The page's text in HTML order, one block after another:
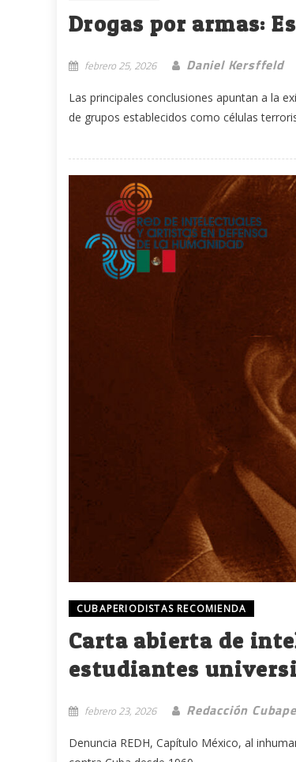
Drogas por armas:
febrero 25, 2026 Daniel Kersffeld
Las principales conclusiones apuntan a la
de grupos establecidos como células
CUBAPERIODISTAS RECOMIENDA
Carta abierta de
estudiantes
febrero 23, 2026 Redacción
Denuncia REDH, Capítulo México, al